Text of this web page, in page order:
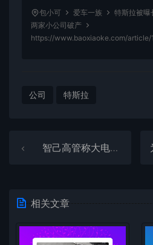
包小可 爱车一族
特斯拉被曝
两家小公司破产
https://www.baoxiaoke.com/article/
公司 特斯拉
智己高管称大电池增程不是妥协 是给市场最好的答案
相关文章